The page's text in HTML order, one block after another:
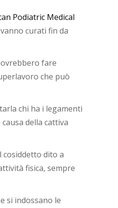
Podiatric Medical
curati fin da
fare
che può
chi ha i legamenti
della cattiva
cosiddetto dito a
fisica, sempre
si indossano le